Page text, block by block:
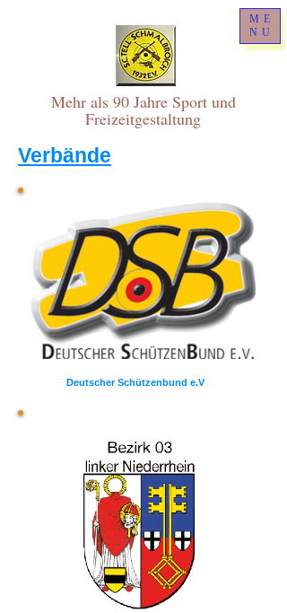
ME
NU
Mehr als 90 Jahre Sport und
Freizeitgestaltung
Verbände
Deutscher Schützenbund e.V